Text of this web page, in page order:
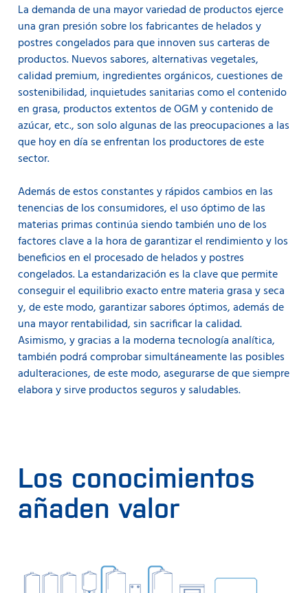
La demanda de una mayor variedad de productos ejerce
una gran presión sobre los fabricantes de helados y
postres congelados para que innoven sus carteras de
productos. Nuevos sabores, alternativas vegetales,
calidad premium, ingredientes orgánicos, cuestiones de
sostenibilidad, inquietudes sanitarias como el contenido
en grasa, productos extentos de OGM y contenido de
azúcar, etc., son solo algunas de las preocupaciones a las
que hoy en día se enfrentan los productores de este
sector.
Además de estos constantes y rápidos cambios en las
tenencias de los consumidores, el uso óptimo de las
materias primas continúa siendo también uno de los
factores clave a la hora de garantizar el rendimiento y los
beneficios en el procesado de helados y postres
congelados. La estandarización es la clave que permite
conseguir el equilibrio exacto entre materia grasa y seca
y, de este modo, garantizar sabores óptimos, además de
una mayor rentabilidad, sin sacrificar la calidad.
Asimismo, y gracias a la moderna tecnología analítica,
también podrá comprobar simultáneamente las posibles
adulteraciones, de este modo, asegurarse de que siempre
elabora y sirve productos seguros y saludables.
Los conocimientos
añaden valor